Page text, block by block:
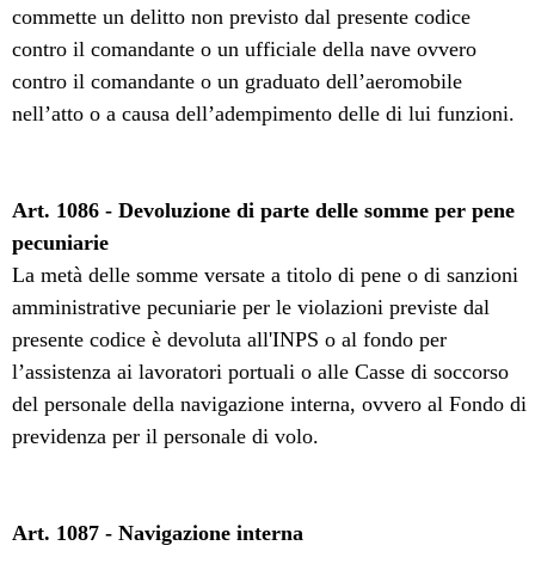
commette un delitto non previsto dal presente codice
contro il comandante o un ufficiale della nave ovvero
contro il comandante o un graduato dell’aeromobile
nell’atto o a causa dell’adempimento delle di lui funzioni.
Art. 1086 - Devoluzione di parte delle somme per pene
pecuniarie
La metà delle somme versate a titolo di pene o di sanzioni
amministrative pecuniarie per le violazioni previste dal
presente codice è devoluta all'INPS o al fondo per
l’assistenza ai lavoratori portuali o alle Casse di soccorso
del personale della navigazione interna, ovvero al Fondo di
previdenza per il personale di volo.
Art. 1087 - Navigazione interna